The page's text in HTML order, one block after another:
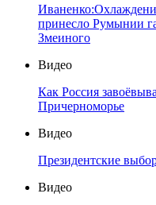
принесло Румынии
Змеиного
Видео
Как Россия
Причерноморье
Видео
Президентские
Видео